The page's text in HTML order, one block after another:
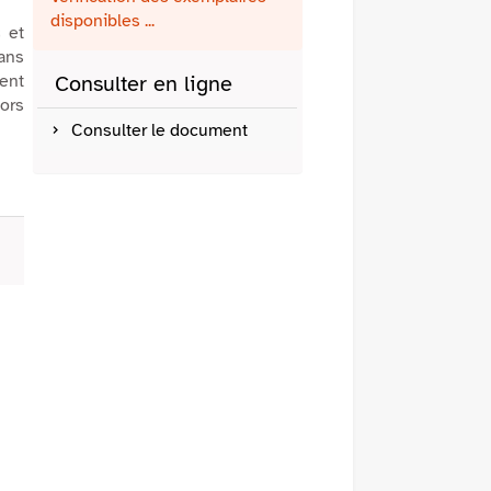
et
disponibles ...
Consulter en ligne
Consulter le document